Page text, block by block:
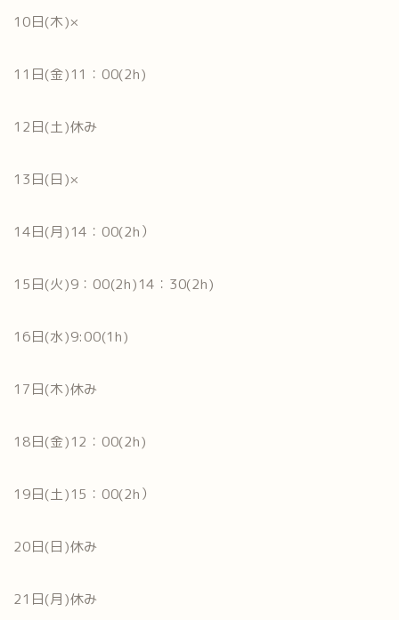
10日(木)×
11日(金)11：00(2h)
12日(土)休み
13日(日)×
14日(月)14：00(2h）
15日(火)9：00(2h)14：30(2h)
16日(水)9:00(1h)
17日(木)休み
18日(金)12：00(2h)
19日(土)15：00(2h）
20日(日)休み
21日(月)休み